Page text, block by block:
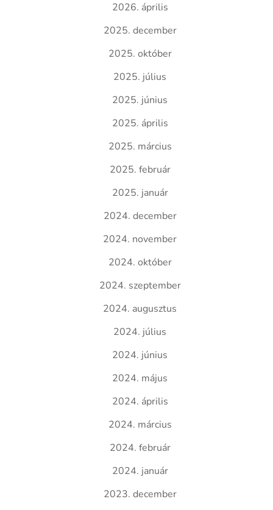
2026. április
2025. december
2025. október
2025. július
2025. június
2025. április
2025. március
2025. február
2025. január
2024. december
2024. november
2024. október
2024. szeptember
2024. augusztus
2024. július
2024. június
2024. május
2024. április
2024. március
2024. február
2024. január
2023. december